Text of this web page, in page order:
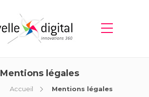
Mentions légales
Accueil Mentions légales